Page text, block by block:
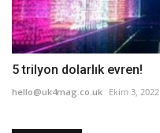
5 trilyon dolarlık evren!
hello@uk4mag.co.uk Ekim 3, 2022